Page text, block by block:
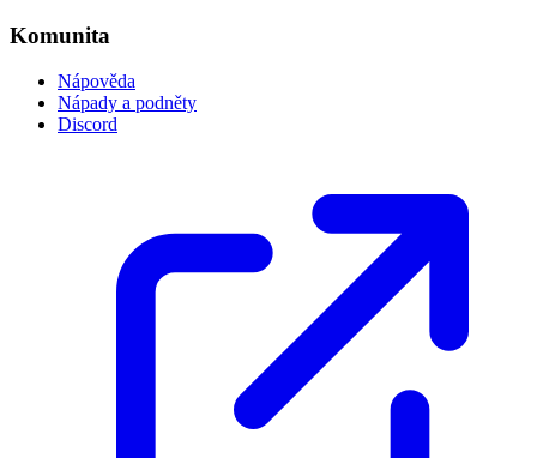
Komunita
Nápověda
Nápady a podněty
Discord